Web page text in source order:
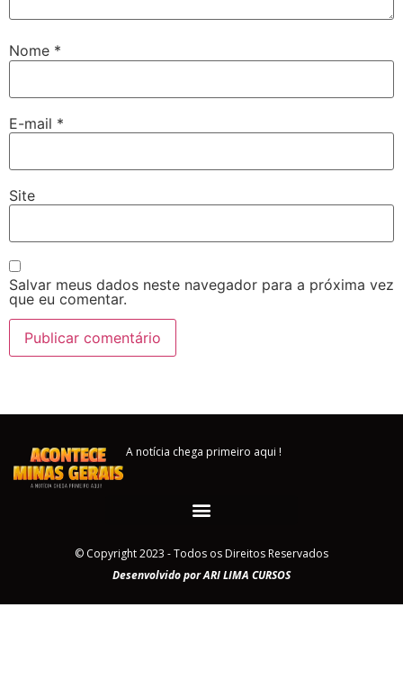
Nome *
E-mail *
Site
Salvar meus dados neste navegador para a próxima vez
que eu comentar.
A notícia chega primeiro aqui !
© Copyright 2023 - Todos os Direitos Reservados
Desenvolvido por ARI LIMA CURSOS